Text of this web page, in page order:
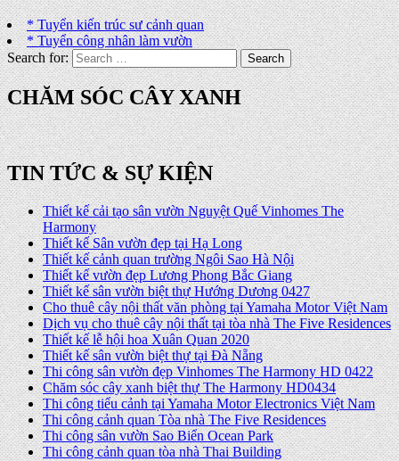
* Tuyển kiến trúc sư cảnh quan
* Tuyển công nhân làm vườn
Search for:
CHĂM SÓC CÂY XANH
TIN TỨC & SỰ KIỆN
Thiết kế cải tạo sân vườn Nguyệt Quế Vinhomes The
Harmony
Thiết kế Sân vườn đẹp tại Hạ Long
Thiết kế cảnh quan trường Ngôi Sao Hà Nội
Thiết kế vườn đẹp Lương Phong Bắc Giang
Thiết kế sân vườn biệt thự Hướng Dương 0427
Cho thuê cây nội thất văn phòng tại Yamaha Motor Việt Nam
Dịch vụ cho thuê cây nội thất tại tòa nhà The Five Residences
Thiết kế lễ hội hoa Xuân Quan 2020
Thiết kế sân vườn biệt thự tại Đà Nẵng
Thi công sân vườn đẹp Vinhomes The Harmony HD 0422
Chăm sóc cây xanh biệt thự The Harmony HD0434
Thi công tiểu cảnh tại Yamaha Motor Electronics Việt Nam
Thi công cảnh quan Tòa nhà The Five Residences
Thi công sân vườn Sao Biển Ocean Park
Thi công cảnh quan tòa nhà Thai Building